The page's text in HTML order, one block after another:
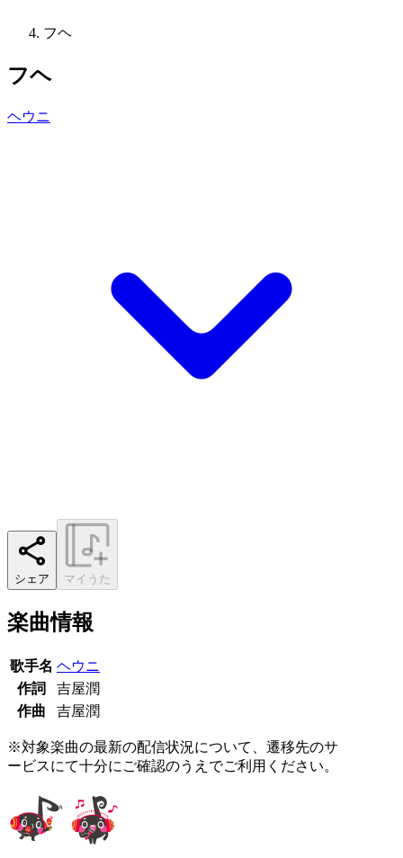
フヘ
フヘ
ヘウニ
シェア マイうた
楽曲情報
歌手名 ヘウニ
作詞
吉屋潤
作曲
吉屋潤
※対象楽曲の最新の配信状況について、遷移先のサ
ービスにて十分にご確認のうえでご利用ください。